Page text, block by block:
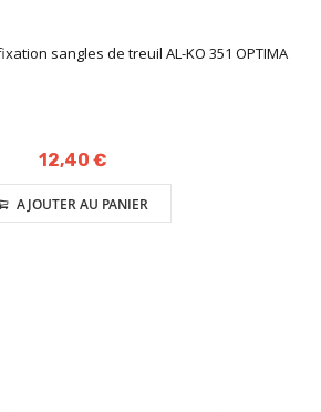
sangles de treuil AL-KO 351 OPTIMA
12,40 €
AJOUTER AU PANIER